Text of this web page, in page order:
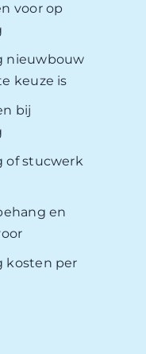
voor op
nieuwbouw
keuze is
bij
of stucwerk
en
kosten per